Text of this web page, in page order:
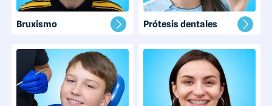
Bruxismo Prótesis dentales